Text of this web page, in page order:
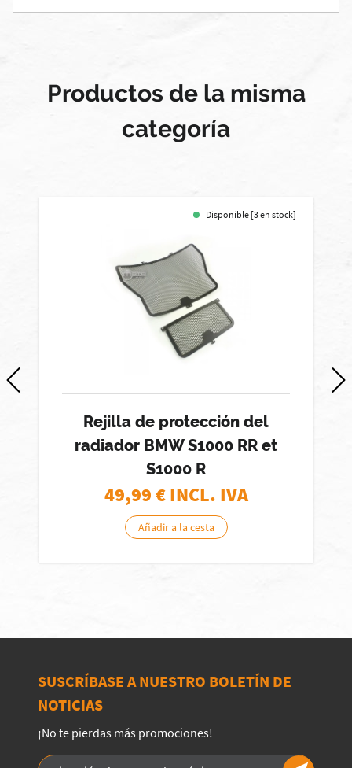
Productos de la misma
categoría
Disponible [3 en stock]
Rejilla de protección del
radiador BMW S1000 RR et
S1000 R
49,99€ INCL. IVA
Añadir a la cesta
SUSCRÍBASE A NUESTRO BOLETÍN DE
NOTICIAS
¡No te pierdas más promociones!